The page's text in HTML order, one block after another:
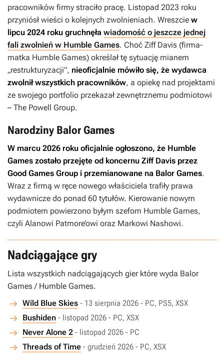
pracowników firmy straciło pracę. Listopad 2023 roku
przyniósł wieści o kolejnych zwolnieniach. Wreszcie w
lipcu 2024 roku gruchnęła wiadomość o jeszcze jednej
fali zwolnień w Humble Games. Choć Ziff Davis (firma-
matka Humble Games) określał tę sytuację mianem
„restrukturyzacji”, nieoficjalnie mówiło się, że wydawca
zwolnił wszystkich pracowników, a opiekę nad projektami
ze swojego portfolio przekazał zewnętrznemu podmiotowi
– The Powell Group.
Narodziny Balor Games
W marcu 2026 roku oficjalnie ogłoszono, że Humble
Games zostało przejęte od koncernu Ziff Davis przez
Good Games Group i przemianowane na Balor Games.
Wraz z firmą w ręce nowego właściciela trafiły prawa
wydawnicze do ponad 60 tytułów. Kierowanie nowym
podmiotem powierzono byłym szefom Humble Games,
czyli Alanowi Patmore’owi oraz Markowi Nashowi.
Nadciągające gry
Lista wszystkich nadciągających gier które wyda Balor
Games / Humble Games.
Wild Blue Skies - 13 sierpnia 2026 - PC, PS5, XSX
Bushiden - listopad 2026 - PC, XSX
Never Alone 2 - listopad 2026 - PC
Threads of Time - grudzień 2026 - PC, XSX